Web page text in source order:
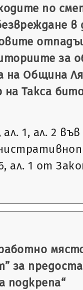
по
в
за
на Община
на Такса
1, ал. 2
ал. 1 от
за
подкрепа“